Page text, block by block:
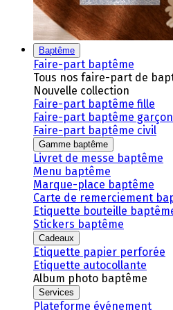
Baptême
Faire-part baptême
Tous nos faire-part de
Nouvelle collection
Faire-part baptême fille
Faire-part baptême garçon
Faire-part baptême civil
Gamme baptême
Livret de messe baptême
Menu baptême
Marque-place baptême
Carte de remerciement
Etiquette bouteille
Stickers baptême
Cadeaux
Etiquette papier perforée
Etiquette autocollante
Album photo baptême
Services
Plateforme événement